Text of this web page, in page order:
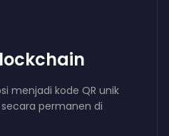
menjadi kode QR unik
permanen di